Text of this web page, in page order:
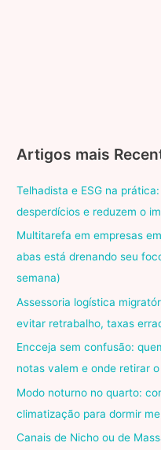
Artigos mais
Telhadista e ESG na
desperdícios e reduzem o
Multitarefa em empresas
abas está drenando seu
semana)
Assessoria logística
evitar retrabalho, taxas
Encceja sem confusão:
notas valem e onde retirar
Modo noturno no quarto:
climatização para dormir
Canais de Nicho ou de